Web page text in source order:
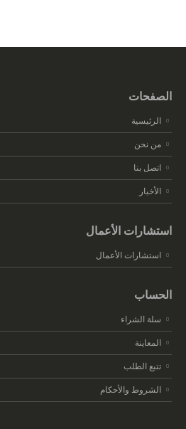
الصفحات
الرئيسية
من نحن
اتصل بنا
الأخبار
استشارات الأعمال
استشارات الأعمال
الحساب
سلة الشراء
المعاينة
تتبع الطلب
الشروط والأحكام